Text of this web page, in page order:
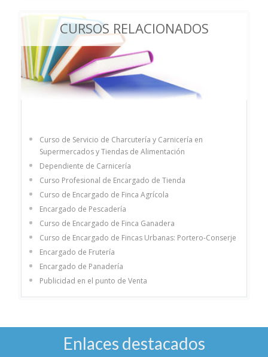
CURSOS RELACIONADOS
Curso de Servicio de Charcutería y Carnicería en
Supermercados y Tiendas de Alimentación
Dependiente de Carnicería
Curso Profesional de Encargado de Tienda
Curso de Encargado de Finca Agrícola
Encargado de Pescadería
Curso de Encargado de Finca Ganadera
Curso de Encargado de Fincas Urbanas: Portero-Conserje
Encargado de Frutería
Encargado de Panadería
Publicidad en el punto de Venta
Enlaces destacados